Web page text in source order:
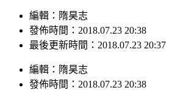
編輯：隋昊志
發佈時間：2018.07.23 20:38
最後更新時間：2018.07.23 20:37
編輯 ： 隋昊志
發佈時間： 2018.07.23 20:38